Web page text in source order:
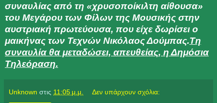
συναυλίας από τη «χρυσοποίκιλτη αίθουσα»
του Μεγάρου των Φίλων της Μουσικής στην
αυστριακή πρωτεύουσα, που είχε δωρίσει ο
μαικήνας των Τεχνών Νικόλαος Δούμπας.Τη
συναυλία θα μεταδώσει, απευθείας, η Δημόσια
Τηλεόραση.
Unknown στις 11:05 μ.μ. Δεν υπάρχουν σχόλια: